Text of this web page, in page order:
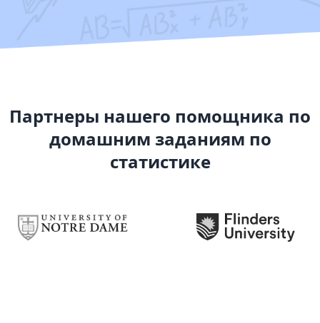
Партнеры нашего помощника по
домашним заданиям по
статистике